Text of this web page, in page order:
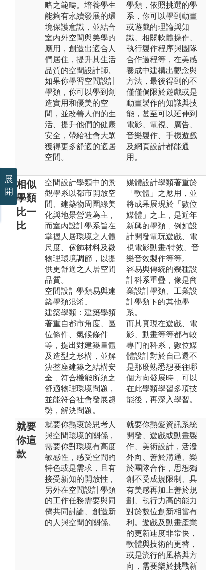
略之範疇。培養學生
能夠有永續發展的環
境保護意識，並結合
室內外空間與美學的
應用，創造出適合人
們居住，提升其生活
品質的空間設計師。
如果你學習空間設計
學類，你可以學到創
造實用和優美的空
間，並改善人們的生
活、提升他們的健康
安全，帶給社會大眾
獲得更多舒適的適居
空間。
學類，依照挑選的學
系，你可以學到動畫
或遊戲的理論與知
識、相關軟體操作、
執行製作程序與團隊
合作過程等，在美感
養成中建構出觀念與
方法，最後得到的不
僅僅侷限於遊戲或是
動畫製作的知識與技
能，甚至可以延伸到
電影、電視、廣告、
音樂製作、手機遊戲
及網頁設計都能通
用。
相似
學類
比一
比
空間設計學類中的景
觀學系以都市開放空
間、建築物周圍綠美
化與地景營造為主，
而室內設計學系旨在
掌握人居環境之人體
尺度、傢飾材料及微
物理環境調節，以提
供更舒適之人居空間
品質。
空間設計學類易與建
築學類混淆。
建築學類：建築學類
著重自都市角度、區
位條件、氣候條件
等，提出對建築量體
及造型之形構，並解
決整座建築之結構安
全，符合機能所須之
舒適物理環境問題，
並能符合社會發展趨
勢，解決問題。
媒體設計學類著重於
「軟體」之應用，並
將成果展現於「數位
媒體」之上，是近年
新興的學類，例如設
計開發電玩遊戲、電
視電影動畫/特效、音
樂音效製作等等。
容易與傳統的幾種設
計科系重疊，像是商
業設計學類、工業設
計學類下的其他學
系。
而其實現在遊戲、電
影、動畫等等都有較
專門的科系，數位媒
體設計對於自己還不
是那麼熟悉想要往哪
個方向發展時，可以
在此學類學習多項技
能後，再深入學習。
就要
你這
款
就要你熱衷於思考人
與空間環境的關係，
需要你對環境有高度
敏感性，感受空間的
特色或是需求，且有
接受新知的開放性，
另外在空間設計學類
的工作任務需要與同
儕共同討論、創造新
的人與空間的關係。
就要你熱愛資訊系統
開發、遊戲或動畫製
作、美術設計，活潑
外向、善於溝通、樂
於團隊合作，思想獨
創不受成規限制、具
有美感再加上善於規
劃、執行力高的能力
對於數位創新相當有
利。遊戲及動畫產業
的更新速度非常快，
軟體與技術的更替，
或是流行的風格與方
向，需要樂於挑戰新
展
開